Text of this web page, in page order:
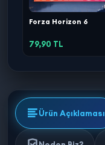
Forza Horizon 6
79,90 TL
Ürün Açıklaması